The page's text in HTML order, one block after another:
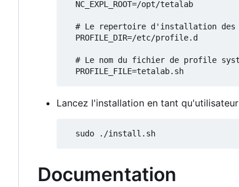
Lancez l'installation en tant qu'utilisateur
Documentation